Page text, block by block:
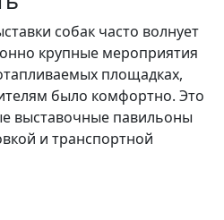
собак часто волнует
крупные мероприятия
площадках,
было комфортно. Это
выставочные павильоны
и транспортной